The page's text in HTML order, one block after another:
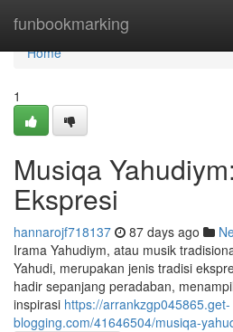
funbookmarking
Home
Home
1
Musiqa
Ekspresi
hannarojf718137 87 days ago
Irama Yahudiym, atau musik
Yahudi, merupakan jenis tradisi
hadir sepanjang peradaban,
inspirasi https://arrankzgp045865.get-
blogging.com/41646504/musiqa-